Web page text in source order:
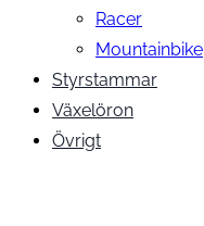
Racer
Mountainbike
Styrstammar
Växelöron
Övrigt